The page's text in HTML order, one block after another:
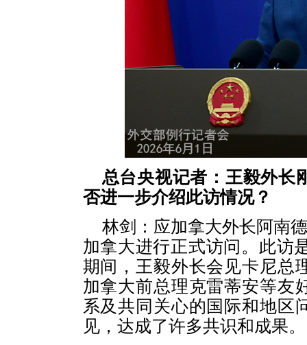
总台央视记者：王毅外长
否进一步介绍此访情况？
林剑：应加拿大外长阿南
加拿大进行正式访问。此访
期间，王毅外长会见卡尼总
加拿大前总理克雷蒂安等友
系及共同关心的国际和地区
见，达成了许多共识和成果。